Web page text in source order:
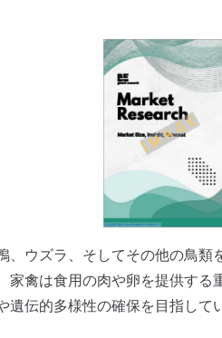
、ウズラ、そしてその他の鳥
家禽は食用の肉や卵を提供す
伝的多様性の確保を目指して